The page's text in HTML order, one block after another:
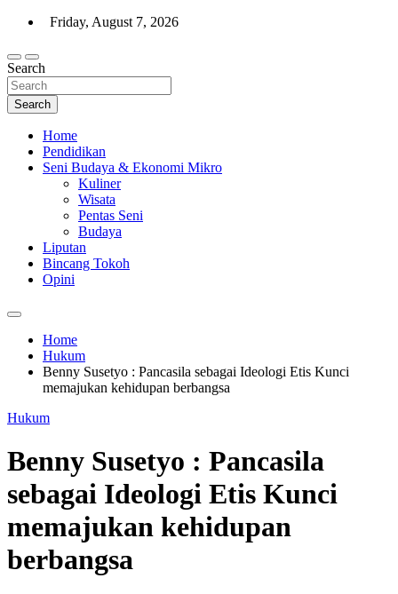
Skip
content
Friday, August 7, 2026
Warta Indo
Search
Search
Home
Pendidikan
Seni Budaya & Ekonomi Mikro
Kuliner
Wisata
Pentas Seni
Budaya
Liputan
Bincang Tokoh
Opini
Home
Hukum
Benny Susetyo : Pancasila sebagai Ideologi Etis Kunci
memajukan kehidupan berbangsa
Hukum
Benny Susetyo : Pancasila
sebagai Ideologi Etis Kunci
memajukan kehidupan
berbangsa